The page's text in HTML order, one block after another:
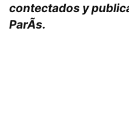
contectados y
ParÃ­s.